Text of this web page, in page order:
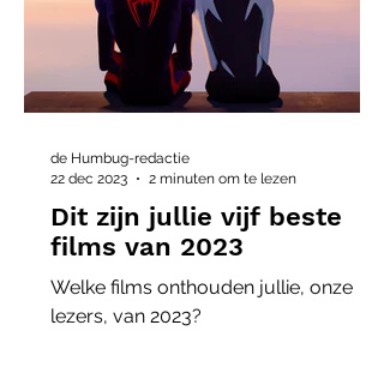
Dit zijn jullie vijf beste
films van 2023
Welke films onthouden jullie, onze
lezers, van 2023?
de Humbug-redactie
22 dec 2023
2 minuten om te lezen